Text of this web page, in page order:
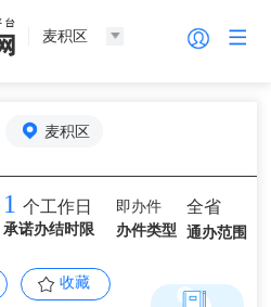
麦积区
麦积区
1 个工作日
承诺办结时限
即办件
办件类型
全省
通办范围
收藏